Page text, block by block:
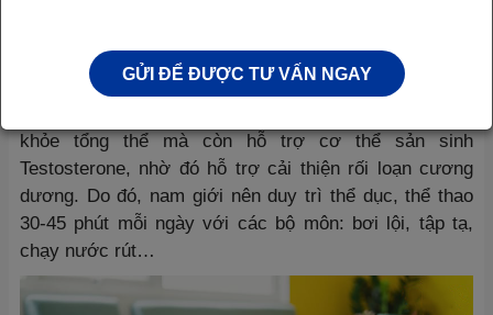
Thể dục, thể thao đều đặn
khỏe tổng thể mà còn hỗ trợ cơ thể sản sinh
Testosterone, nhờ đó hỗ trợ cải thiện rối loạn cương
dương. Do đó, nam giới nên duy trì thể dục, thể thao
30-45 phút mỗi ngày với các bộ môn: bơi lội, tập tạ,
chạy nước rút…
GỬI ĐỂ ĐƯỢC TƯ VẤN NGAY